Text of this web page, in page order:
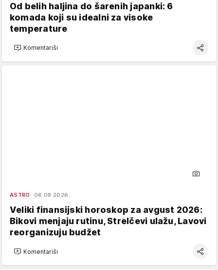
Od belih haljina do šarenih japanki: 6
komada koji su idealni za visoke
temperature
Komentariši
ASTRO 06.08.2026.
Veliki finansijski horoskop za avgust 2026:
Bikovi menjaju rutinu, Strelčevi ulažu, Lavovi
reorganizuju budžet
Komentariši